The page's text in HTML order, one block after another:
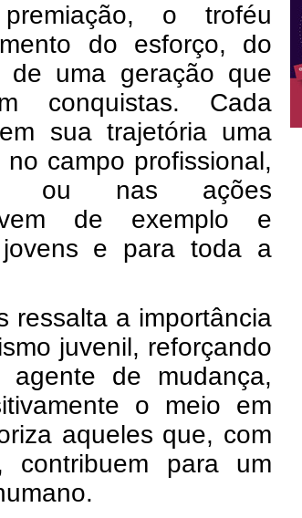
o troféu
do esforço, do
uma geração que
conquistas. Cada
sua trajetória uma
campo profissional,
ou nas ações
de exemplo e
e para toda a
ressalta a importância
juvenil, reforçando
de mudança,
o meio em
aqueles que, com
contribuem para um